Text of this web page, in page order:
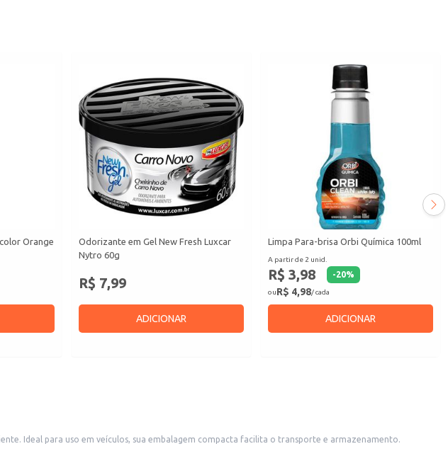
Orange
Odorizante em Gel New Fresh Luxcar
Nytro 60g
R$ 7,99
ADICIONAR
Limpa Para-brisa Orbi Química 100ml
A partir de 2 unid.
R$ 3,98 -20%
ouR$ 4,98/ cada
ADICIONAR
Ideal para uso em veículos, sua embalagem compacta facilita o transporte e armazenamento.